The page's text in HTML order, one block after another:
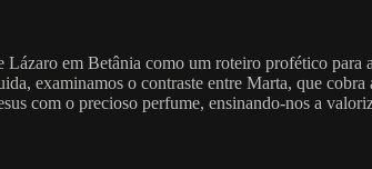
Lázaro em Betânia como um roteiro profético
examinamos o contraste entre Marta, que
com o precioso perfume, ensinando-nos a